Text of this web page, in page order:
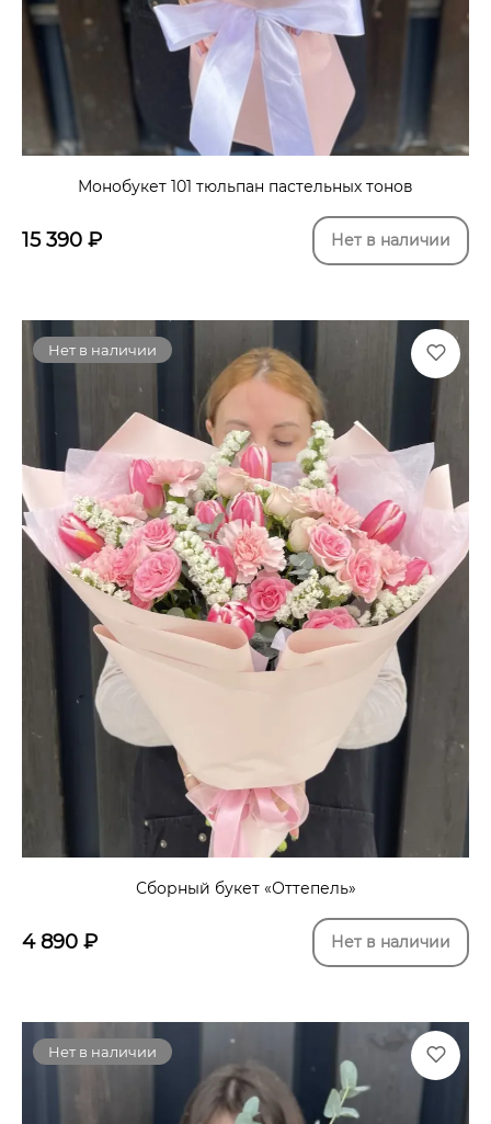
Монобукет 101 тюльпан пастельных тонов
15 390 ₽ Нет в наличии
Нет в наличии
Сборный букет «Оттепель»
4 890 ₽ Нет в наличии
Нет в наличии